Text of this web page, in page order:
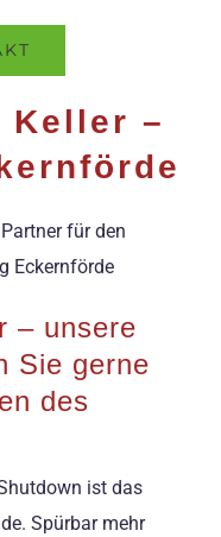
Keller –
für den
Eckernförde
– unsere
Sie gerne
des
ist das
Spürbar mehr